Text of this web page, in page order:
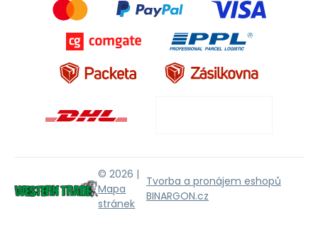
© 2026 |
Mapa
stránek
Tvorba a pronájem eshopů
BINARGON.cz